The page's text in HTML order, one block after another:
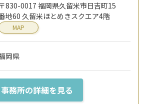
〒830-0017 福岡県久留米市日吉町15
地60 久留米ほとめきスクエア4階
MAP
岡県
事務所の詳細を見る